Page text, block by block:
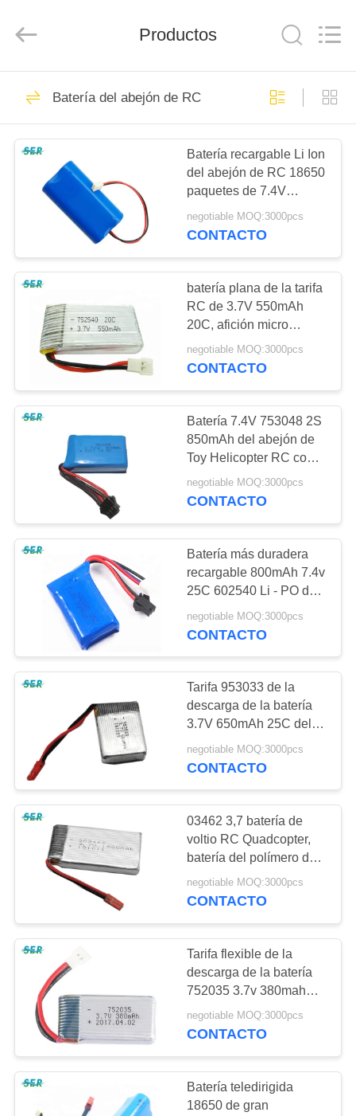
HOGAR
PRODUCTOS
SOBRE
NOSOTROS
VIAJE
DE
FÁBRICA
CONTROL
DE
CALIDAD
ÉNTRENOS
EN
CONTACTO
NOTICIAS
PIDA
MAPA
DEL
SITIO
PRIVACY
Technology
Co,.Ltd.
Reserved.
Batería de Li
156
Batería del litio
MNO2
14
Batería del polímero
de litio
65
batería de litio 9v
6
batería de ión de
litio
Batería de litio
LifePO4
12
Productos
Batería del abejón de RC
Batería recargable Li Ion
del abejón de RC 18650
paquetes de 7.4V
2200mah para la
afición/el helicóptero de
negotiable MOQ:3000pcs
CONTACTO
batería plana de la tarifa
RC de 3.7V 550mAh
20C, afición micro
702030 de la
batería 752540 del
negotiable MOQ:3000pcs
CONTACTO
Batería 7.4V 753048 2S
850mAh del abejón de
Toy Helicopter RC con
el conector del PCM
XH/JST/SM
negotiable MOQ:3000pcs
CONTACTO
Batería más duradera
recargable 800mAh 7.4v
25C 602540 Li - PO del
abejón
negotiable MOQ:3000pcs
CONTACTO
Tarifa 953033 de la
descarga de la batería
3.7V 650mAh 25C del
abejón de Lipo RC alta
recargable
negotiable MOQ:3000pcs
CONTACTO
03462 3,7 batería de
voltio RC Quadcopter,
batería del polímero de
litio 25C para el abejón
negotiable MOQ:3000pcs
CONTACTO
Tarifa flexible de la
descarga de la batería
752035 3.7v 380mah
20C 30C del abejón del
polímero de litio RC alta
negotiable MOQ:3000pcs
CONTACTO
Batería teledirigida
18650 de gran